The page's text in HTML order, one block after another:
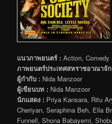
แนวภาพยนตร์ : Action, Comedy
ภาพยนตร์ประเทศสหราชอาณาจั
ผู้กำกับ : Nida Manzoor
ผู้เขียนบท : Nida Manzoor
นักแสดง : Priya Kansara, Ritu
Cheriyan, Seraphina Beh, Ella
Funnell, Shona Babayemi,